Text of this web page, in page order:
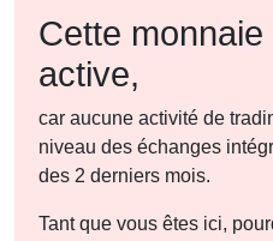
Cette
active,
car aucune activité de
niveau des échanges
des 2 derniers mois.
Tant que vous êtes ici,